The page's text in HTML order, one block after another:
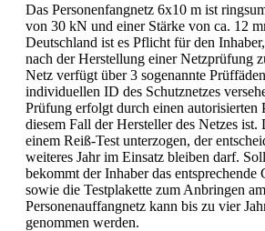
Das Personenfangnetz 6x10 m ist
von 30 kN und einer Stärke von ca. 12
Deutschland ist es Pflicht für den
nach der Herstellung einer Netzprüfung
Netz verfügt über 3 sogenannte
individuellen ID des Schutznetzes
Prüfung erfolgt durch einen autorisierten
diesem Fall der Hersteller des Netzes
einem Reiß-Test unterzogen, der
weiteres Jahr im Einsatz bleiben darf.
bekommt der Inhaber das entsprechende
sowie die Testplakette zum Anbringen
Personenauffangnetz kann bis zu vier
genommen werden.